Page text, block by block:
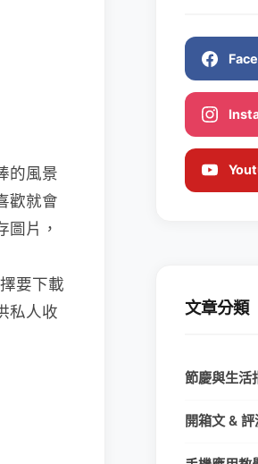
的風景
歡就會
圖片，
要下載
私人收
文章分類
節慶與生活
開箱文 & 評